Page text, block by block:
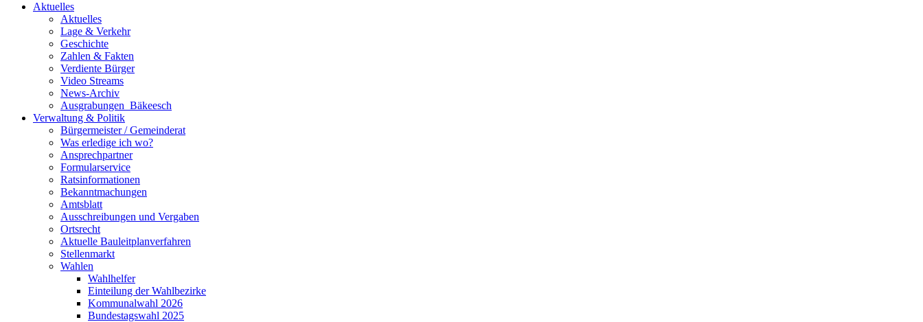
Aktuelles
Aktuelles
Lage & Verkehr
Geschichte
Zahlen & Fakten
Verdiente Bürger
Video Streams
News-Archiv
Ausgrabungen_Bäkeesch
Verwaltung & Politik
Bürgermeister / Gemeinderat
Was erledige ich wo?
Ansprechpartner
Formularservice
Ratsinformationen
Bekanntmachungen
Amtsblatt
Ausschreibungen und Vergaben
Ortsrecht
Aktuelle Bauleitplanverfahren
Stellenmarkt
Wahlen
Wahlhelfer
Einteilung der Wahlbezirke
Kommunalwahl 2026
Bundestagswahl 2025